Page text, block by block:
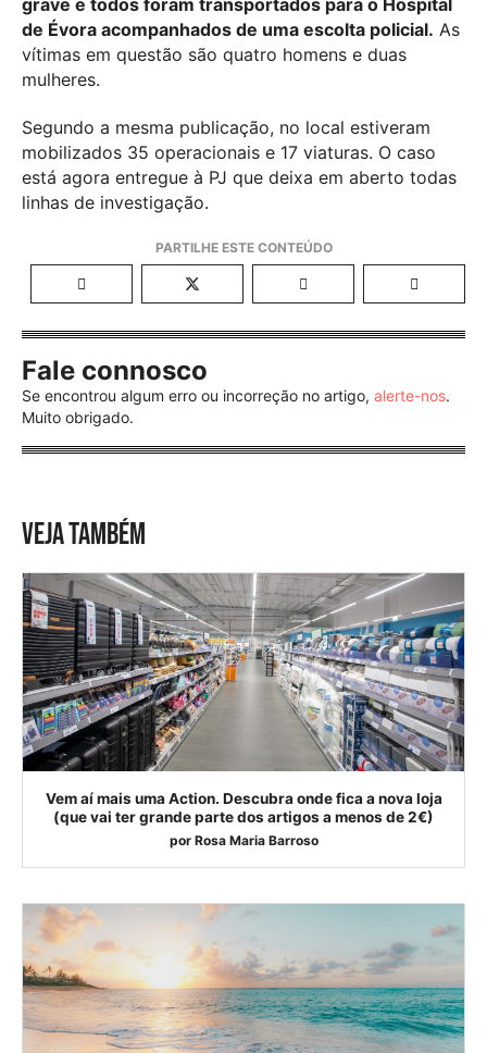
de Évora acompanhados de uma escolta policial. As
vítimas em questão são quatro homens e duas
mulheres.
Segundo a mesma publicação, no local estiveram
mobilizados 35 operacionais e 17 viaturas. O caso
está agora entregue à PJ que deixa em aberto todas
linhas de investigação.
Fale connosco
Se encontrou algum erro ou incorreção no artigo, alerte-nos.
Muito obrigado.
VEJA TAMBÉM
Vem aí mais uma Action. Descubra onde fica a nova loja
(que vai ter grande parte dos artigos a menos de 2€)
por Rosa Maria Barroso